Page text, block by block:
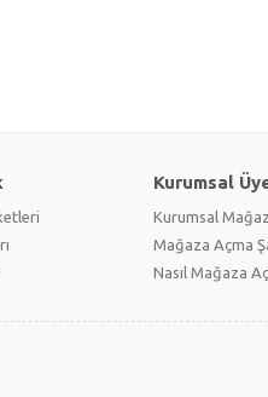
Kurumsal
Kurumsal
Mağaza Açma
Nasıl Mağaza